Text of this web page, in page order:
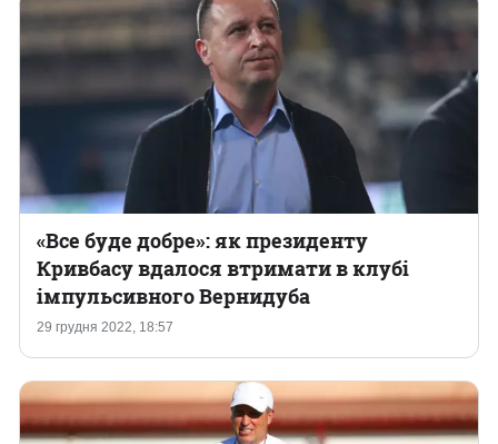
29 грудня 2022, 18:57
«Все буде добре»: як президенту
Кривбасу вдалося втримати в клубі
імпульсивного Вернидуба